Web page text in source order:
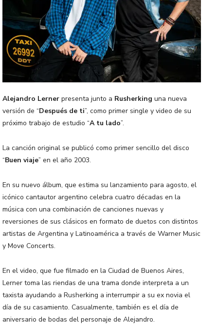
Alejandro Lerner presenta junto a Rusherking una nueva
versión de “Después de ti”, como primer single y video de su
próximo trabajo de estudio “A tu lado”.
La canción original se publicó como primer sencillo del disco
“Buen viaje” en el año 2003.
En su nuevo álbum, que estima su lanzamiento para agosto, el
icónico cantautor argentino celebra cuatro décadas en la
música con una combinación de canciones nuevas y
reversiones de sus clásicos en formato de duetos con distintos
artistas de Argentina y Latinoamérica a través de Warner Music
y Move Concerts.
En el video, que fue filmado en la Ciudad de Buenos Aires,
Lerner toma las riendas de una trama donde interpreta a un
taxista ayudando a Rusherking a interrumpir a su ex novia el
día de su casamiento. Casualmente, también es el día de
aniversario de bodas del personaje de Alejandro.